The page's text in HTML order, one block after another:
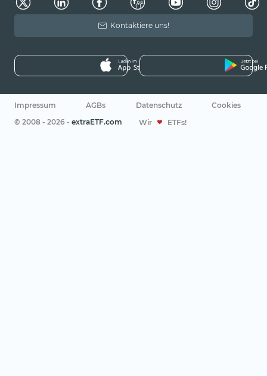
Kontaktiere uns!
Impressum AGBs Datenschutz
Cookies
© 2008 - 2026 - extraETF.com Wir ETFs!